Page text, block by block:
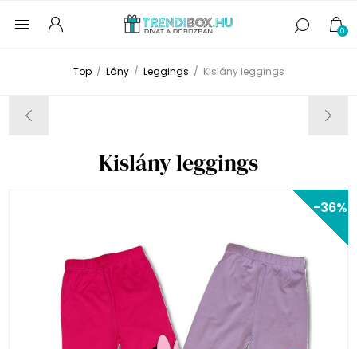
0
Top / Lány / Leggings / Kislány leggings
Kislány leggings
-36%